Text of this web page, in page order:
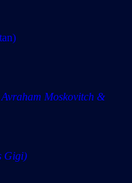
Kyrgyzstan)
Moskovitch &
Gigi)